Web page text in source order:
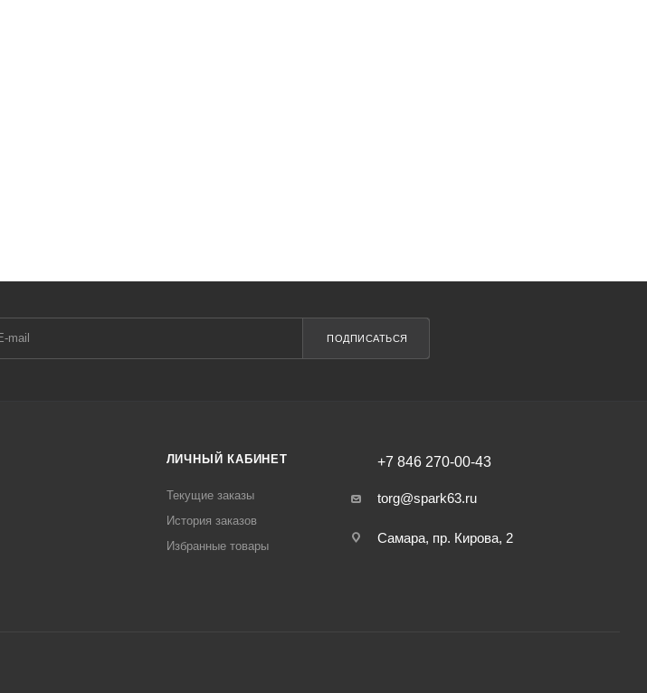
ПОДПИСАТЬСЯ
ЛИЧНЫЙ КАБИНЕТ
Текущие заказы
История заказов
Избранные товары
+7 846 270-00-43
torg@spark63.ru
Самара, пр. Кирова, 2